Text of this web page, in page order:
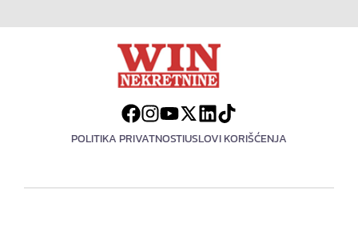
POLITIKA PRIVATNOSTIUSLOVI KORIŠĆENJA